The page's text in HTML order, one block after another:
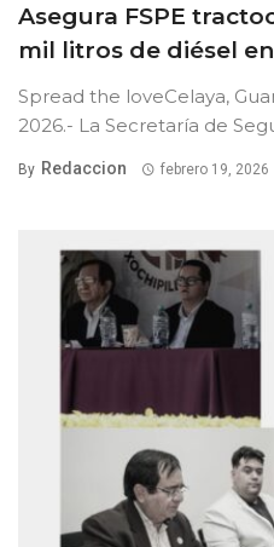
Asegura FSPE
mil litros de diésel
Spread the loveCelaya,
2026.- La Secretaría de
By Redaccion febrero 19, 2026